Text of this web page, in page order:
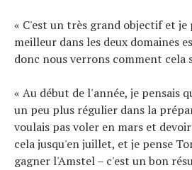
« C'est un très grand objectif et je
meilleur dans les deux domaines
donc nous verrons comment cela
« Au début de l'année, je pensais
un peu plus régulier dans la
voulais pas voler en mars et
cela jusqu'en juillet, et je pense
gagner l'Amstel – c'est un bon